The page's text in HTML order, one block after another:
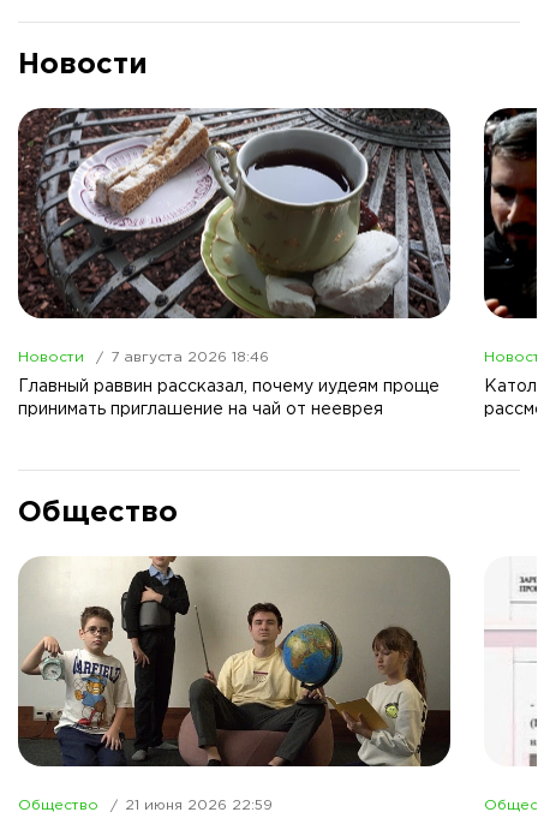
Новости
Новости 7 августа 2026 18:46
Главный раввин рассказал, почему иудеям проще
принимать приглашение на чай от нееврея
Общество
Общество 21 июня 2026 22:59